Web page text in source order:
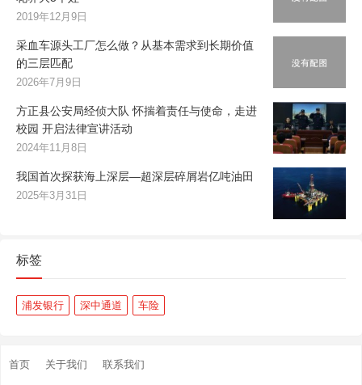
2019年12月9日
采血车源头工厂怎么做？从基本需求到长期价值
的三层匹配
2026年7月9日
方正县公安局经侦大队 怀揣着责任与使命，走进
校园 开启法律宣讲活动
2024年11月8日
我国首次探获海上深层—超深层碎屑岩亿吨油田
2025年3月31日
标签
浦发银行 深中通道 车险
首页 关于我们 联系我们